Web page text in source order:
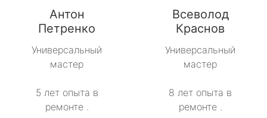
Антон
Петренко
Универсальный
мастер
5 лет опыта в
ремонте .
Всеволод
Краснов
Универсальный
мастер
8 лет опыта в
ремонте .